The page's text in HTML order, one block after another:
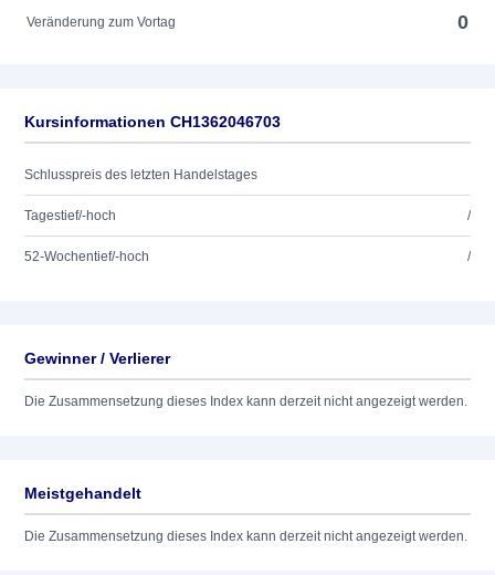
Veränderung zum Vortag 0
Kursinformationen CH1362046703
Schlusspreis des letzten Handelstages
Tagestief/-hoch /
52-Wochentief/-hoch /
Gewinner / Verlierer
Die Zusammensetzung dieses Index kann derzeit nicht angezeigt werden.
Meistgehandelt
Die Zusammensetzung dieses Index kann derzeit nicht angezeigt werden.